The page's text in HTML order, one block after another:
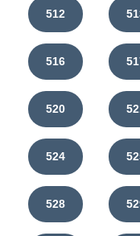
512
516
520
524
528